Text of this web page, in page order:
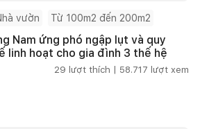
vườn Từ 100m2 đến 200m2
Nam ứng phó ngập lụt và quy
linh hoạt cho gia đình 3 thế hệ
29 lượt thích | 58.717 lượt xem